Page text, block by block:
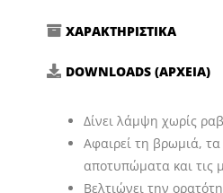
ΧΑΡΑΚΤΗΡΙΣΤΙΚΑ
DOWNLOADS (ΑΡΧΕΙΑ)
Δίνει λάμψη χωρίς
Αφαιρεί τη βρωμιά, τα
αποτυπώματα και τις
Βελτιώνει την